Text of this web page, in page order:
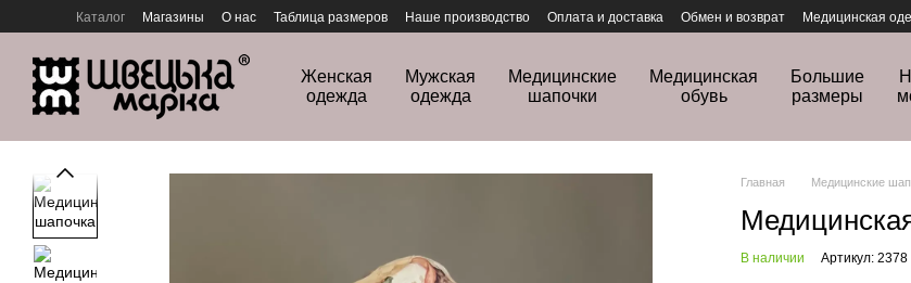
Перейти к основному контенту
Каталог Магазины О нас Таблица размеров Наше производство Оплата и доставка Обмен и возврат Медицинская
Женская
одежда
Мужская
одежда
Медицинские
шапочки
Медицинская
обувь
Большие
размеры
Главная Медицинские
В наличии Артикул: 2378